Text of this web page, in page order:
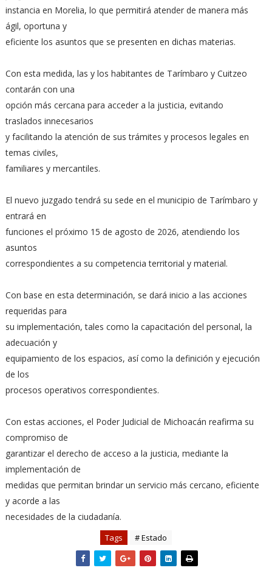
instancia en Morelia, lo que permitirá atender de manera más
ágil, oportuna y
eficiente los asuntos que se presenten en dichas materias.
Con esta medida, las y los habitantes de Tarímbaro y Cuitzeo
contarán con una
opción más cercana para acceder a la justicia, evitando
traslados innecesarios
y facilitando la atención de sus trámites y procesos legales en
temas civiles,
familiares y mercantiles.
El nuevo juzgado tendrá su sede en el municipio de Tarímbaro y
entrará en
funciones el próximo 15 de agosto de 2026, atendiendo los
asuntos
correspondientes a su competencia territorial y material.
Con base en esta determinación, se dará inicio a las acciones
requeridas para
su implementación, tales como la capacitación del personal, la
adecuación y
equipamiento de los espacios, así como la definición y ejecución
de los
procesos operativos correspondientes.
Con estas acciones, el Poder Judicial de Michoacán reafirma su
compromiso de
garantizar el derecho de acceso a la justicia, mediante la
implementación de
medidas que permitan brindar un servicio más cercano, eficiente
y acorde a las
necesidades de la ciudadanía.
Tags # Estado